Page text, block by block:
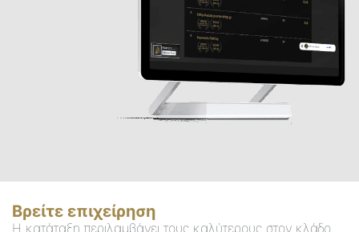
Βρείτε επιχείρηση
Η κατάταξη περιλαμβάνει τους καλύτερους στον κλάδο